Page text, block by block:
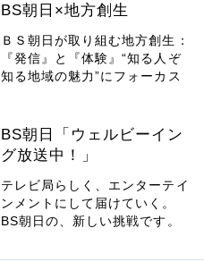
BS朝日×地方創生
ＢＳ朝日が取り組む地方創生：
『発信』と『体験』“知る人ぞ
知る地域の魅力”にフォーカス
BS朝日「ウェルビーイン
グ放送中！」
テレビ局らしく、エンターテイ
ンメントにして届けていく。
BS朝日の、新しい挑戦です。